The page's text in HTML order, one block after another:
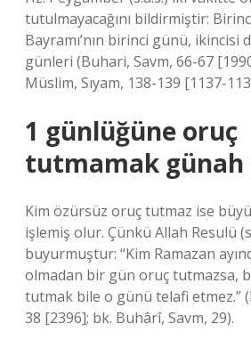
tutulmayacağını bildirmiştir:
Bayramı’nın birinci günü, ikincisi
günleri (Buhari, Savm, 66-67
Müslim, Sıyam, 138-139 [1137-
1 günlüğüne oruç
tutmamak günah
Kim özürsüz oruç tutmaz ise
işlemiş olur. Çünkü Allah Resulü
buyurmuştur: “Kim Ramazan
olmadan bir gün oruç tutmazsa,
tutmak bile o günü telafi etmez.”
38 [2396]; bk. Buhârî, Savm, 29).